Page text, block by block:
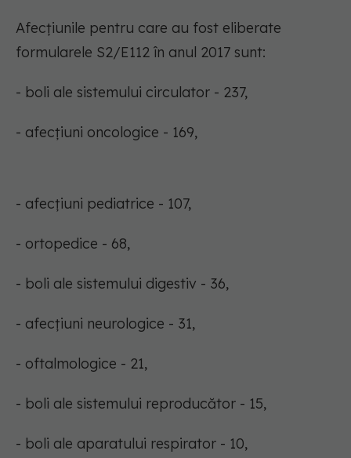
Afecţiunile pentru care au fost eliberate
formularele S2/E112 în anul 2017 sunt:
- boli ale sistemului circulator - 237,
- afecţiuni oncologice - 169,
- afecţiuni pediatrice - 107,
- ortopedice - 68,
- boli ale sistemului digestiv - 36,
- afecţiuni neurologice - 31,
- oftalmologice - 21,
- boli ale sistemului reproducător - 15,
- boli ale aparatului respirator - 10,